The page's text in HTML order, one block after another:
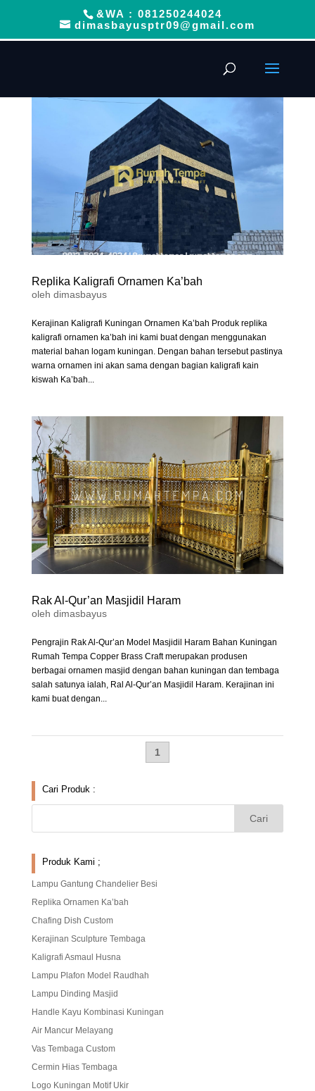
&WA : 081250244024
dimasbayusptr09@gmail.com
Replika Kaligrafi Ornamen Ka’bah
oleh dimasbayus
Kerajinan Kaligrafi Kuningan Ornamen Ka’bah Produk replika
kaligrafi ornamen ka’bah ini kami buat dengan menggunakan
material bahan logam kuningan. Dengan bahan tersebut pastinya
warna ornamen ini akan sama dengan bagian kaligrafi kain
kiswah Ka’bah...
Rak Al-Qur’an Masjidil Haram
oleh dimasbayus
Pengrajin Rak Al-Qur’an Model Masjidil Haram Bahan Kuningan
Rumah Tempa Copper Brass Craft merupakan produsen
berbagai ornamen masjid dengan bahan kuningan dan tembaga
salah satunya ialah, Ral Al-Qur’an Masjidil Haram. Kerajinan ini
kami buat dengan...
1
Cari Produk :
Produk Kami ;
Lampu Gantung Chandelier Besi
Replika Ornamen Ka’bah
Chafing Dish Custom
Kerajinan Sculpture Tembaga
Kaligrafi Asmaul Husna
Lampu Plafon Model Raudhah
Lampu Dinding Masjid
Handle Kayu Kombinasi Kuningan
Air Mancur Melayang
Vas Tembaga Custom
Cermin Hias Tembaga
Logo Kuningan Motif Ukir